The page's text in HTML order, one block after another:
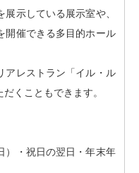
示している展示室や、
開催できる多目的ホール
アレストラン「イル・ル
くこともできます。
）・祝日の翌日・年末年